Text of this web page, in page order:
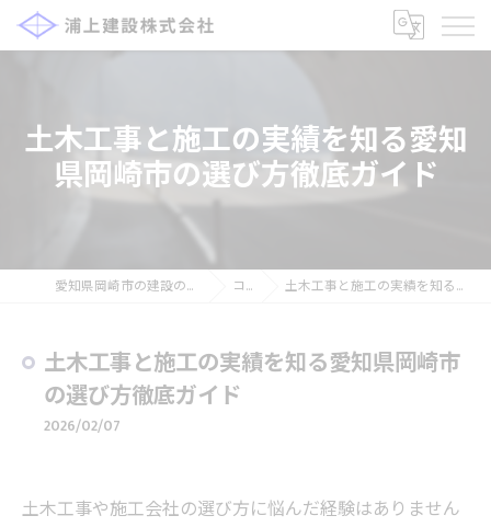
土木工事と施工の実績を知る愛知
県岡崎市の選び方徹底ガイド
愛知県岡崎市の建設の求人なら浦上建設株式会社 コラム 土木工事と施工の実績を知る愛知県岡崎市の選び方徹底ガイド
土木工事と施工の実績を知る愛知県岡崎市
の選び方徹底ガイド
2026/02/07
土木工事や施工会社の選び方に悩んだ経験はありません